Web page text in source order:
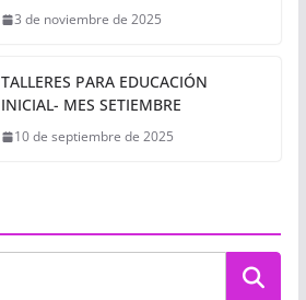
3 de noviembre de 2025
TALLERES PARA EDUCACIÓN
INICIAL- MES SETIEMBRE
10 de septiembre de 2025